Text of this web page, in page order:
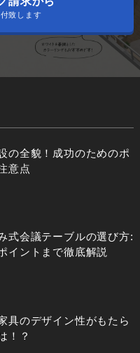
致します
の全貌！成功のためのポ
意点
式会議テーブルの選び方:
イントまで徹底解説
具のデザイン性がもたら
！？